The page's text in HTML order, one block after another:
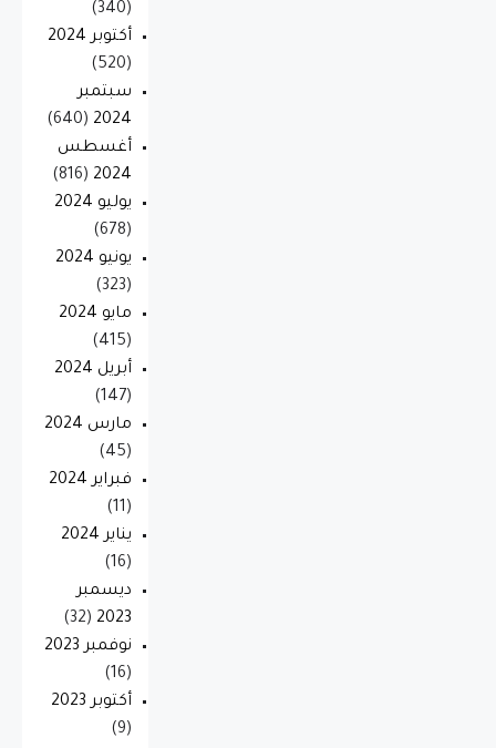
(340)
أكتوبر 2024
(520)
سبتمبر
2024
(640)
أغسطس
2024
(816)
يوليو 2024
(678)
يونيو 2024
(323)
مايو 2024
(415)
أبريل 2024
(147)
مارس 2024
(45)
فبراير 2024
(11)
يناير 2024
(16)
ديسمبر
2023
(32)
نوفمبر 2023
(16)
أكتوبر 2023
(9)